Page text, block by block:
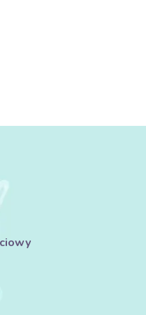
ciepło bez
główny, ale